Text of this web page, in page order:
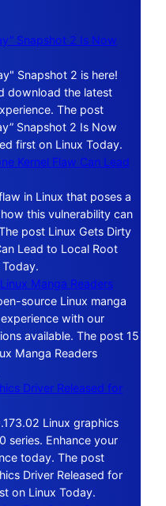
Snapshot 2 Is Now
Snapshot 2 is here!
download the latest
The post
Snapshot 2 Is Now
first on Linux Today.
Kernel Flaw Can Lead
in Linux that poses a
this vulnerability can
post Linux Gets Dirty
Lead to Local Root
Manga Readers
source Linux manga
with our
available. The post 15
Manga Readers
Driver Released for
Linux graphics
series. Enhance your
today. The post
Driver Released for
on Linux Today.